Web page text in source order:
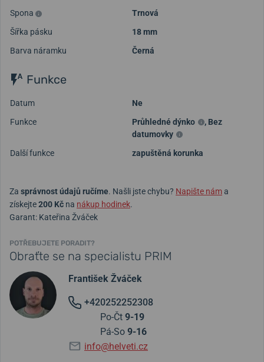
Spona
Trnová
Šířka pásku
18 mm
Barva náramku
Černá
Funkce
Datum
Ne
Funkce
Průhledné dýnko , Bez
datumovky
Další funkce
zapuštěná korunka
Za správnost údajů ručíme. Našli jste chybu? Napište náma
získejte200 Kč na nákup hodinek.
Garant: Kateřina Žváček
POTŘEBUJETE PORADIT?
Obraťte se na specialistu PRIM
František Žváček
+420252252308
Po-Čt 9-19
Pá-So 9-16
info@helveti.cz